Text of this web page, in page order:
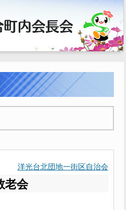
洋光台北団地一街区自治会
老会